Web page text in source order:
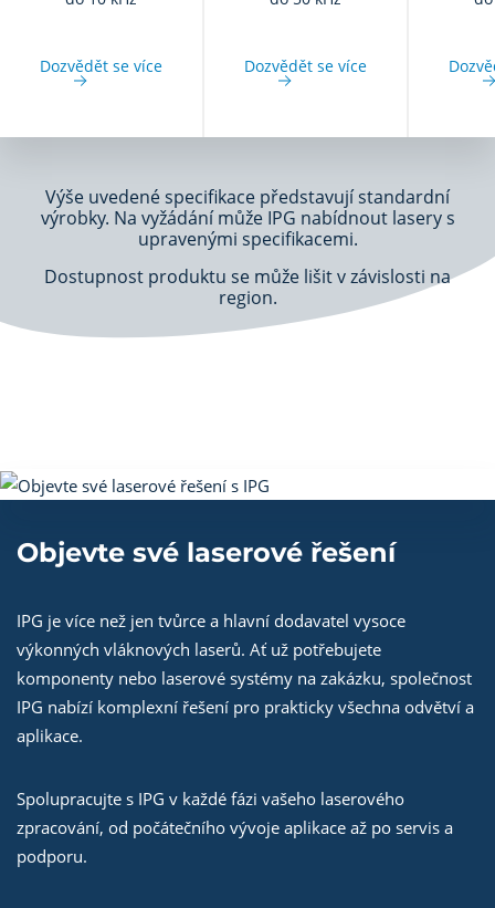
Dozvědět se více Dozvědět se více
Výše uvedené specifikace představují standardní
výrobky. Na vyžádání může IPG nabídnout lasery s
upravenými specifikacemi.
Dostupnost produktu se může lišit v závislosti na
region.
Objevte své laserové řešení
IPG je více než jen tvůrce a hlavní dodavatel vysoce
výkonných vláknových laserů. Ať už potřebujete
komponenty nebo laserové systémy na zakázku, společnost
IPG nabízí komplexní řešení pro prakticky všechna odvětví a
aplikace.
Spolupracujte s IPG v každé fázi vašeho laserového
zpracování, od počátečního vývoje aplikace až po servis a
podporu.